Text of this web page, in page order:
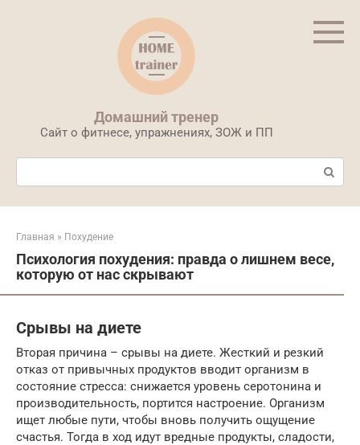
Домашний тренер
Сайт о фитнесе, упражнениях, ЗОЖ и ПП
Поиск:
Главная » Похудение
Психология похудения: правда о лишнем весе,
которую от нас скрывают
Срывы на диете
Вторая причина – срывы на диете. Жесткий и резкий
отказ от привычных продуктов вводит организм в
состояние стресса: снижается уровень серотонина и
производительность, портится настроение. Организм
ищет любые пути, чтобы вновь получить ощущение
счастья. Тогда в ход идут вредные продукты, сладости,